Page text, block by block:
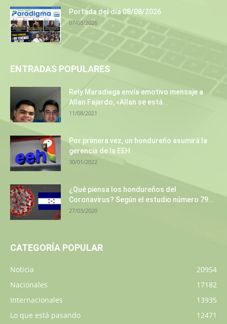
Portada del día 08/08/2026
07/08/2026
ENTRADAS POPULARES
Rely Maradiaga envía emotivo mensaje a
Allan Fajardo, «Allan se está...
11/08/2021
Por primera vez, un hondureño asumirá la
gerencia de la EEH
30/01/2022
¿Qué piensa los hondureños del
Coronavirus? Según el estudio número 79...
27/03/2020
CATEGORÍA POPULAR
Noticia
20954
Nacionales
17182
Internacionales
13935
Lo que está pasando
12471